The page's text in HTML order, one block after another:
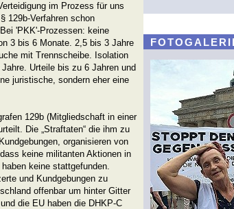
im Prozess für uns
129b-Verfahren schon
'PKK'-Prozessen: keine
3 bis 6 Monate. 2,5 bis 3 Jahre
mit Trennscheibe. Isolation
Urteile bis zu 6 Jahren und
juristische, sondern eher eine
129b (Mitgliedschaft in einer
Die „Straftaten“ die ihm zu
organisieren von
keine militanten Aktionen in
keine stattgefunden.
und Kundgebungen zu
offenbar um hinter Gitter
die EU haben die DHKP-C